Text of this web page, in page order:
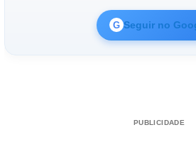
G Seguir no
PUBLICIDADE